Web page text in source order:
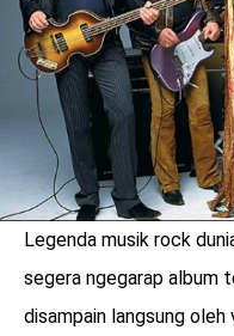
benefit
Legenda musik rock
segera ngegarap album
disampain langsung